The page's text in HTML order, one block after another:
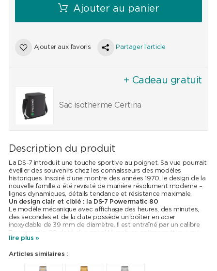
Ajouter au panier
Ajouter aux favoris Partager l'article
+ Cadeau gratuit
Sac isotherme Certina
Description du produit
La DS-7 introduit une touche sportive au poignet. Sa vue pourrait
éveiller des souvenirs chez les connaisseurs des modèles
historiques. Inspiré d’une montre des années 1970, le design de la
nouvelle famille a été revisité de manière résolument moderne –
lignes dynamiques, détails tendance et résistance maximale.
Un design clair et ciblé : la DS-7 Powermatic 80
Le modèle mécanique avec affichage des heures, des minutes,
des secondes et de la date possède un boîtier en acier
inoxydable de 39 mm de diamètre. Il est entraîné par un calibre
peut être admiré à travers un fond saphir. Côté cadran, la couleur
parfaite lisibilité, et ce même dans l’obscurité grâce à un généreux
lire plus »
Articles similaires :